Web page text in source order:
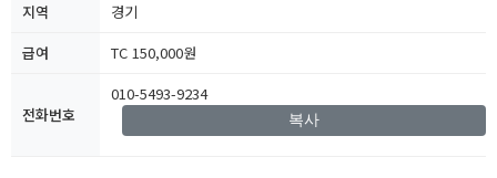
지역
경기
급여
TC 150,000원
전화번호
010-5493-9234
복사